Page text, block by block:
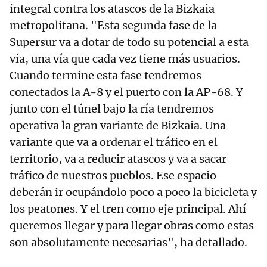
integral contra los atascos de la Bizkaia
metropolitana. "Esta segunda fase de la
Supersur va a dotar de todo su potencial a esta
vía, una vía que cada vez tiene más usuarios.
Cuando termine esta fase tendremos
conectados la A-8 y el puerto con la AP-68. Y
junto con el túnel bajo la ría tendremos
operativa la gran variante de Bizkaia. Una
variante que va a ordenar el tráfico en el
territorio, va a reducir atascos y va a sacar
tráfico de nuestros pueblos. Ese espacio
deberán ir ocupándolo poco a poco la bicicleta y
los peatones. Y el tren como eje principal. Ahí
queremos llegar y para llegar obras como estas
son absolutamente necesarias", ha detallado.